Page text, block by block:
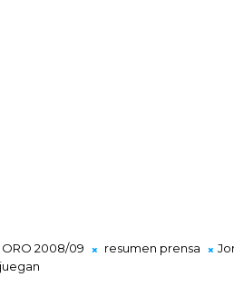
ORO 2008/09 resumen prensa